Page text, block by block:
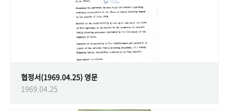
협정서(1969.04.25) 영문
1969.04.25